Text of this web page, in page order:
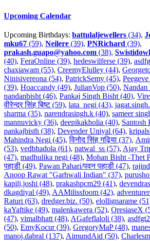
Upcoming Calendar
Upcoming Birthdays: battulaljewellers (34),
mku67 (59), Neilere (39), PNRichard (39),
prakash.guapo@yahoo.com (38),
(40), FeraOnline (39), hedeswilferse (39),
chaxiawam (55), CreemyElulley (44),
Ninisivereona (54), PatrickSemy (45),
(39), Hoaccandy (49), JulianVop (50), Nandan
nandanbisht (46), Pankaj Singh Bisht (40),
वीरेन्द्र सिंह बिष्ट (59), lata_negi (43),
sharma (35), narendrasingh.k (40), sameer
mannuvicky (36), deepikakholia (40), Santosh
pankajbisth (38), Devender Uniyal (64),
Mahindra Negi (45),विनोद सिंह गढ़िया (37),
(53), vedbhadola (61), patwal_ss (57), Ajay
(47), madhulika negi (48), Mohan Bisht -Thet
पहाडी (49), Pawan Pahari/पवन पहाडी (47),
Anoop Rawat "Garhwali Indian" (37),
kapilj.joshi (48), prakashpcm29 (41),
dkagdiyal (49), AAMilissfoom (42),
Raturi (63), dredger.biz. (50), elollignarame
kaYaftike (49), malenkawera (52), OresiaseX
(47), vimalbhatt (48), AGafeflaloli (38),
(50), EmyKocur (39), GregoryMaP (48),
manoj.dabral (137), AimundAid (50),